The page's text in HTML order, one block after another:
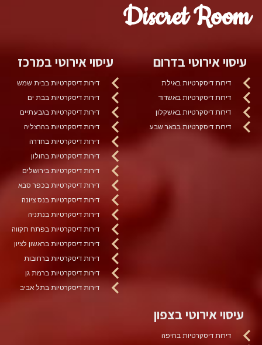
Discret Room
עיסוי אירוטי בדרום
דירות דיסקרטיות באילת
דירות דיסקרטיות באשדוד
דירות דיסקרטיות באשקלון
דירות דיסקרטיות בבאר שבע
עיסוי אירוטי במרכז
דירות דיסקרטיות בבית שמש
דירות דיסקרטיות בבת ים
דירות דיסקרטיות בגבעתיים
דירות דיסקרטיות בהרצליה
דירות דיסקרטיות בחדרה
דירות דיסקרטיות בחולון
דירות דיסקרטיות בירושלים
דירות דיסקרטיות בכפר סבא
דירות דיסקרטיות בנס ציונה
דירות דיסקרטיות בנתניה
דירות דיסקרטיות בפתח תקווה
דירות דיסקרטיות בראשון לציון
דירות דיסקרטיות ברחובות
דירות דיסקרטיות ברמת גן
דירות דיסקרטיות בתל אביב
עיסוי אירוטי בצפון
דירות דיסקרטיות בחיפה